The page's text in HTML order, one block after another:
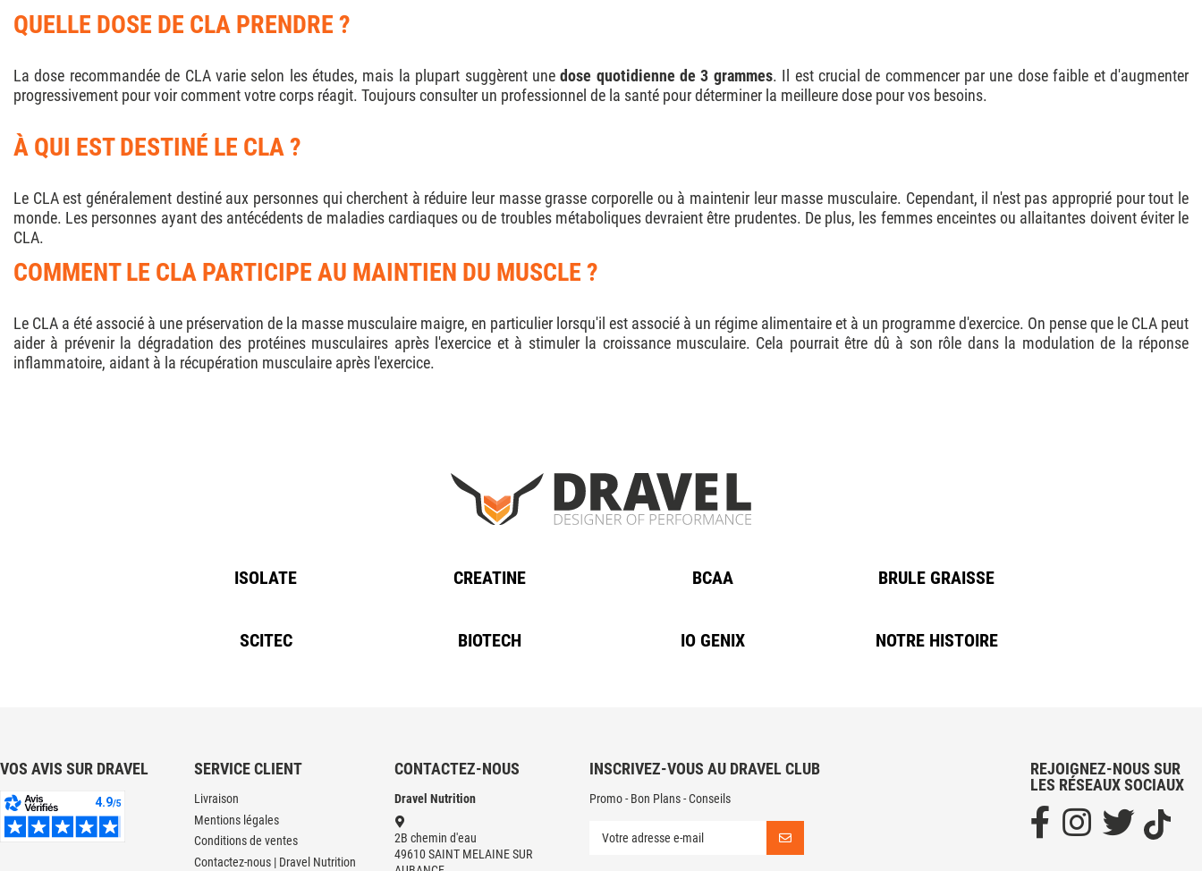
QUELLE DOSE DE CLA PRENDRE ?
La dose recommandée de CLA varie selon les études, mais la plupart suggèrent unedose quotidienne de 3 grammes. Il est crucial de commencer par une dose faible et d'augmenter
progressivement pour voir comment votre corps réagit. Toujours consulter un professionnel de la santé pour déterminer la meilleure dose pour vos besoins.
À QUI EST DESTINÉ LE CLA ?
Le CLA est généralement destiné aux personnes qui cherchent à réduire leur masse grasse corporelle ou à maintenir leur masse musculaire. Cependant, il n'est pas approprié pour tout le
monde. Les personnes ayant des antécédents de maladies cardiaques ou de troubles métaboliques devraient être prudentes. De plus, les femmes enceintes ou allaitantes doivent éviter le
CLA.
COMMENT LE CLA PARTICIPE AU MAINTIEN DU MUSCLE ?
Le CLA a été associé à une préservation de la masse musculaire maigre, en particulier lorsqu'il est associé à un régime alimentaire et à un programme d'exercice. On pense que le CLA peut
aider à prévenir la dégradation des protéines musculaires après l'exercice et à stimuler la croissance musculaire. Cela pourrait être dû à son rôle dans la modulation de la réponse
inflammatoire, aidant à la récupération musculaire après l'exercice.
ISOLATE CREATINE BCAA BRULE GRAISSE
SCITEC BIOTECH IO GENIX NOTRE HISTOIRE
VOS AVIS SUR DRAVEL SERVICE CLIENT
Livraison
Mentions légales
Conditions de ventes
Contactez-nous | Dravel Nutrition
CONTACTEZ-NOUS
Dravel Nutrition
2B chemin d'eau
49610 SAINT MELAINE SUR
INSCRIVEZ-VOUS AU DRAVEL CLUB
Promo - Bon Plans - Conseils
REJOIGNEZ-NOUS SUR
LES RÉSEAUX SOCIAUX